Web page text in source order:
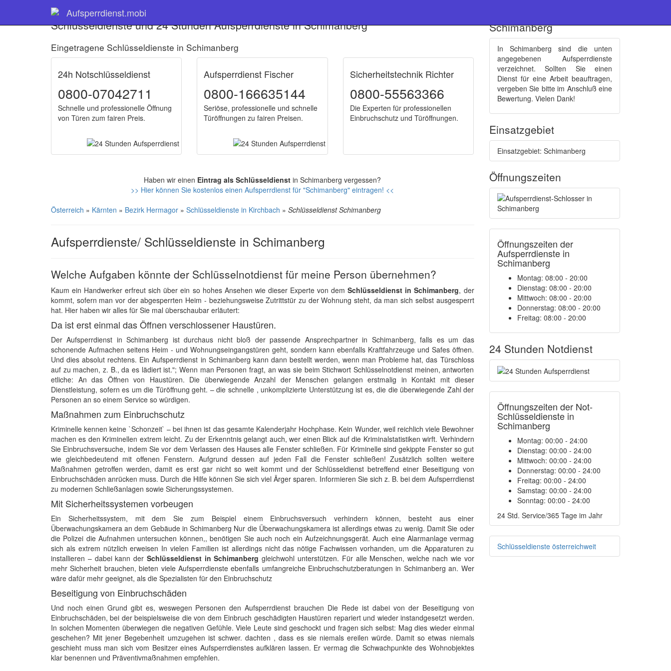
Aufsperrdienst.mobi
Schlüsseldienste und 24 Stunden Aufsperrdienste in Schimanberg
Eingetragene Schlüsseldienste in Schimanberg
24h Notschlüsseldienst
0800-07042711
Schnelle und professionelle Öffnung
von Türen zum fairen Preis.
Aufsperrdienst Fischer
0800-166635144
Seriöse, professionelle und schnelle
Türöffnungen zu fairen Preisen.
Sicherheitstechnik Richter
0800-55563366
Die Experten für professionellen
Einbruchschutz und Türöffnungen.
Haben wir einen Eintrag als Schlüsseldienst in Schimanberg vergessen?
>> Hier können Sie kostenlos einen Aufsperrdienst für "Schimanberg" eintragen! <<
Österreich » Kärnten » Bezirk Hermagor » Schlüsseldienste in Kirchbach » Schlüsseldienst Schimanberg
Aufsperrdienste/ Schlüsseldienste in Schimanberg
Welche Aufgaben könnte der Schlüsselnotdienst für meine Person übernehmen?
Kaum ein Handwerker erfreut sich über ein so hohes Ansehen wie dieser Experte von demSchlüsseldienst in Schimanberg, der
kommt, sofern man vor der abgesperrten Heim - beziehungsweise Zutrittstür zu der Wohnung steht, da man sich selbst ausgesperrt
hat. Hier haben wir alles für Sie mal überschaubar erläutert:
Da ist erst einmal das Öffnen verschlossener Haustüren.
Der Aufsperrdienst in Schimanberg ist durchaus nicht bloß der passende Ansprechpartner in Schimanberg, falls es um das
schonende Aufmachen seitens Heim - und Wohnungseingangstüren geht, sondern kann ebenfalls Kraftfahrzeuge und Safes öffnen.
Und dies absolut rechtens. Ein Aufsperrdienst in Schimanberg kann dann bestellt werden, wenn man Probleme hat, das Türschloss
auf zu machen, z. B., da es lädiert ist."; Wenn man Personen fragt, an was sie beim Stichwort Schlüsselnotdienst meinen, antworten
etliche: An das Öffnen von Haustüren. Die überwiegende Anzahl der Menschen gelangen erstmalig in Kontakt mit dieser
Dienstleistung, sofern es um die Türöffnung geht. – die schnelle , unkomplizierte Unterstützung ist es, die die überwiegende Zahl der
Personen an so einem Service so würdigen.
Maßnahmen zum Einbruchschutz
Kriminelle kennen keine `Schonzeit` – bei ihnen ist das gesamte Kalenderjahr Hochphase. Kein Wunder, weil reichlich viele Bewohner
machen es den Kriminellen extrem leicht. Zu der Erkenntnis gelangt auch, wer einen Blick auf die Kriminalstatistiken wirft. Verhindern
Sie Einbruchsversuche, indem Sie vor dem Verlassen des Hauses alle Fenster schließen. Für Kriminelle sind gekippte Fenster so gut
wie gleichbedeutend mit offenen Fenstern. Aufgrund dessen auf jeden Fall die Fenster schließen! Zusätzlich sollten weitere
Maßnahmen getroffen werden, damit es erst gar nicht so weit kommt und der Schlüsseldienst betreffend einer Beseitigung von
Einbruchschäden anrücken muss. Durch die Hilfe können Sie sich viel Ärger sparen. Informieren Sie sich z. B. bei dem Aufsperrdienst
zu modernen Schließanlagen sowie Sicherungssystemen.
Mit Sicherheitssystemen vorbeugen
Ein Sicherheitssystem, mit dem Sie zum Beispiel einem Einbruchsversuch verhindern können, besteht aus einer
Überwachungskamera an dem Gebäude in Schimanberg Nur die Überwachungskamera ist allerdings etwas zu wenig. Damit Sie oder
die Polizei die Aufnahmen untersuchen können,, benötigen Sie auch noch ein Aufzeichnungsgerät. Auch eine Alarmanlage vermag
sich als extrem nützlich erweisen In vielen Familien ist allerdings nicht das nötige Fachwissen vorhanden, um die Apparaturen zu
installieren – dabei kann der Schlüsseldienst in Schimanberg gleichwohl unterstützen. Für alle Menschen, welche nach wie vor
mehr Sicherheit brauchen, bieten viele Aufsperrdienste ebenfalls umfangreiche Einbruchschutzberatungen in Schimanberg an. Wer
wäre dafür mehr geeignet, als die Spezialisten für den Einbruchschutz
Beseitigung von Einbruchschäden
Und noch einen Grund gibt es, weswegen Personen den Aufsperrdienst brauchen Die Rede ist dabei von der Beseitigung von
Einbruchschäden, bei der beispielsweise die von dem Einbruch geschädigten Haustüren repariert und wieder instandgesetzt werden.
In solchen Momenten überwiegen die negativen Gefühle. Viele Leute sind geschockt und fragen sich selbst: Mag dies wieder einmal
geschehen? Mit jener Begebenheit umzugehen ist schwer. dachten , dass es sie niemals ereilen würde. Damit so etwas niemals
geschieht muss man sich vom Besitzer eines Aufsperrdienstes aufklären lassen. Er vermag die Schwachpunkte des Wohnobjektes
klar benennen und Präventivmaßnahmen empfehlen.
Schimanberg
In Schimanberg sind die unten
angegebenen Aufsperrdienste
verzeichnet. Sollten Sie einen
Dienst für eine Arbeit beauftragen,
vergeben Sie bitte im Anschluß eine
Bewertung. Vielen Dank!
Einsatzgebiet
Einsatzgebiet: Schimanberg
Öffnungszeiten
Öffnungszeiten der
Aufsperrdienste in
Schimanberg
Montag: 08:00 - 20:00
Dienstag: 08:00 - 20:00
Mittwoch: 08:00 - 20:00
Donnerstag: 08:00 - 20:00
Freitag: 08:00 - 20:00
24 Stunden Notdienst
Öffnungszeiten der Not-
Schlüsseldienste in
Schimanberg
Montag: 00:00 - 24:00
Dienstag: 00:00 - 24:00
Mittwoch: 00:00 - 24:00
Donnerstag: 00:00 - 24:00
Freitag: 00:00 - 24:00
Samstag: 00:00 - 24:00
Sonntag: 00:00 - 24:00
24 Std. Service/365 Tage im Jahr
Schlüsseldienste österreichweit